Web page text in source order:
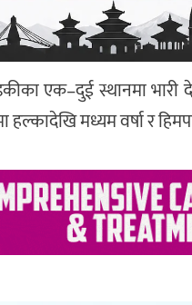
एक–दुई स्थानमा
हल्कादेखि मध्यम वर्षा र